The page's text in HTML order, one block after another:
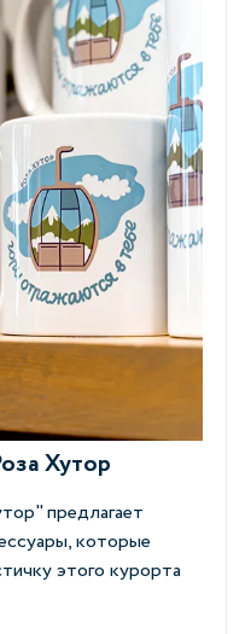
Хутор
предлагает
которые
этого курорта